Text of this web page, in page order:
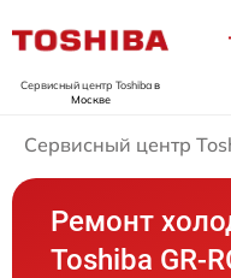
Сервисный центр Toshibaв
Москве
Сервисный центр
Ремонт
Toshiba GR-